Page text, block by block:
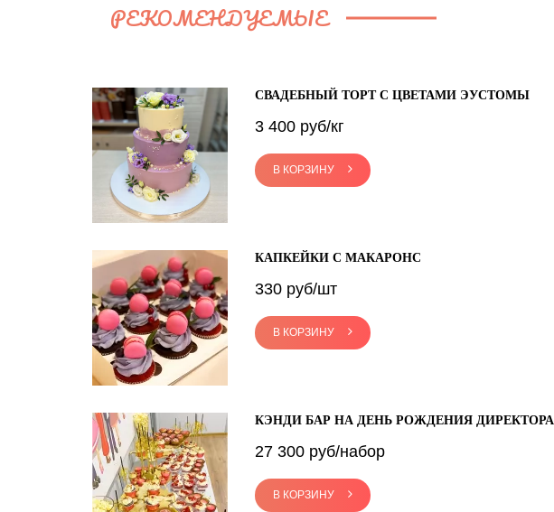
РЕКОМЕНДУЕМЫЕ
СВАДЕБНЫЙ ТОРТ С ЦВЕТАМИ ЭУСТОМЫ
3 400 руб/кг
В КОРЗИНУ
КАПКЕЙКИ С МАКАРОНС
330 руб/шт
В КОРЗИНУ
КЭНДИ БАР НА ДЕНЬ РОЖДЕНИЯ ДИРЕКТОРА
27 300 руб/набор
В КОРЗИНУ